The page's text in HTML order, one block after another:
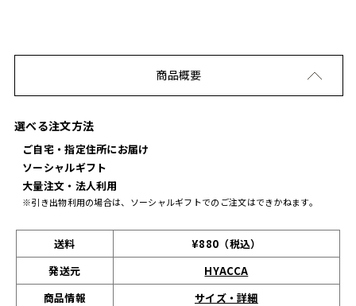
商品概要
選べる注文方法
ご自宅・指定住所にお届け
ソーシャルギフト
大量注文・法人利用
※引き出物利用の場合は、ソーシャルギフトでのご注文はできかねます。
送料
¥880（税込）
発送元
HYACCA
商品情報
サイズ・詳細